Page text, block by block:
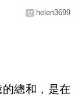
helen3699
總和，是在